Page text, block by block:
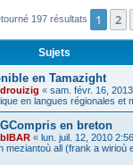
197 résultats 1 2
Sujets
en Tamazight
drouizig « sam. févr. 16,
en langues régionales et
en breton
bIBAR « lun. juil. 12, 2010
meziantoù all (frank a wirioù